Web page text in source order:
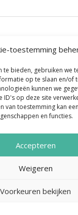
toestemming
te bieden, gebruiken we
op te slaan en/of
kunnen we
ID's op deze site
van toestemming kan
en functies.
Accepteren
Weigeren
Voorkeuren bekijken
Helpt © 2022
Media Totaal